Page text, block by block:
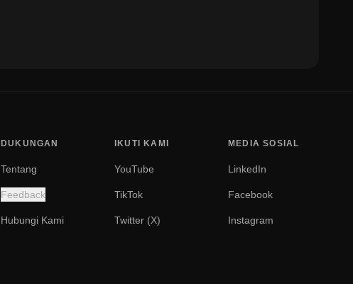
DUKUNGAN
Tentang
Feedback
Hubungi Kami
IKUTI KAMI
YouTube
TikTok
Twitter (X)
MEDIA SOSIAL
LinkedIn
Facebook
Instagram